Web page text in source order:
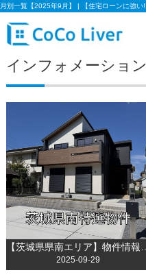
インフォメーション
2025-09-29